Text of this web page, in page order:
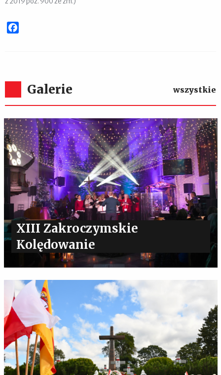
Galerie wszystkie
XIII Zakroczymskie
Kolędowanie